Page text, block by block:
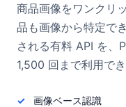
商品画像をワンクリ
品も画像から特定で
される有料 API を、
1,500 回まで利用でき
画像ベース認識